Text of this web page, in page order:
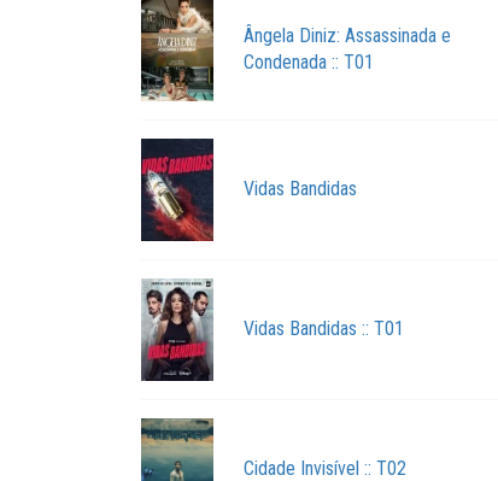
Ângela Diniz: Assassinada e
Condenada :: T01
Vidas Bandidas
Vidas Bandidas :: T01
Cidade Invisível :: T02